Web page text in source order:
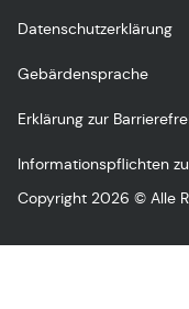
Datenschutzerklärung
Gebärdensprache
Erklärung zur
Informationspflichten
Copyright 2026 © Alle